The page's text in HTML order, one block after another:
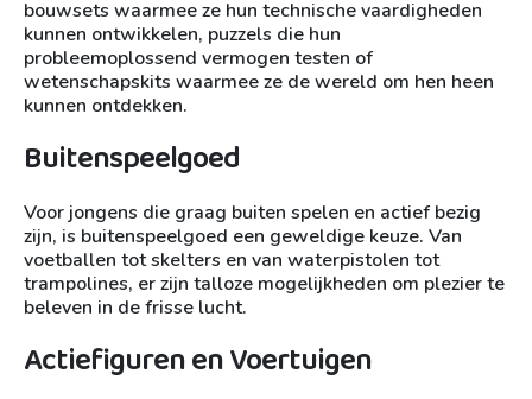
bouwsets waarmee ze hun technische vaardigheden
kunnen ontwikkelen, puzzels die hun
probleemoplossend vermogen testen of
wetenschapskits waarmee ze de wereld om hen heen
kunnen ontdekken.
Buitenspeelgoed
Voor jongens die graag buiten spelen en actief bezig
zijn, is buitenspeelgoed een geweldige keuze. Van
voetballen tot skelters en van waterpistolen tot
trampolines, er zijn talloze mogelijkheden om plezier te
beleven in de frisse lucht.
Actiefiguren en Voertuigen